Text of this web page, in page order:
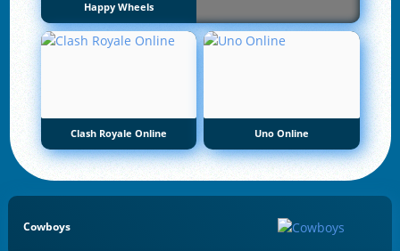
Happy Wheels
Clash Royale Online Uno Online
Cowboys